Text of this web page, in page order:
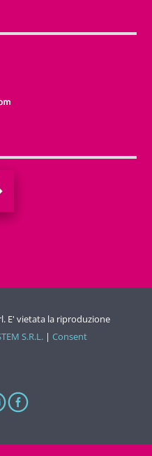
E' vietata la riproduzione
S.R.L. | Consent